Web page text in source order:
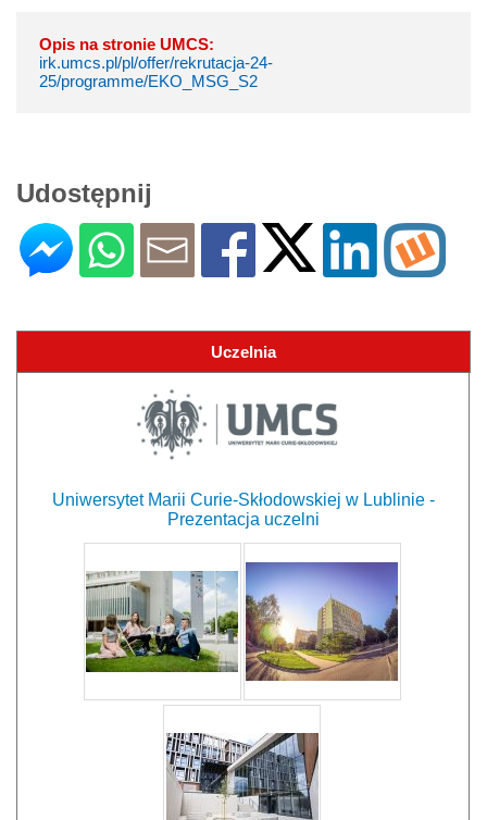
Opis na stronie UMCS:
irk.umcs.pl/pl/offer/rekrutacja-24-
25/programme/EKO_MSG_S2
Udostępnij
Uczelnia
Uniwersytet Marii Curie-Skłodowskiej w Lublinie -
Prezentacja uczelni